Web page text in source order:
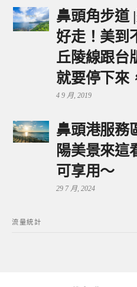
鼻頭角步道
好走！美到
丘陵線跟台
就要停下來
4 9 月, 2019
鼻頭港服務
陽美景來這
可享用～
29 7 月, 2024
流量統計